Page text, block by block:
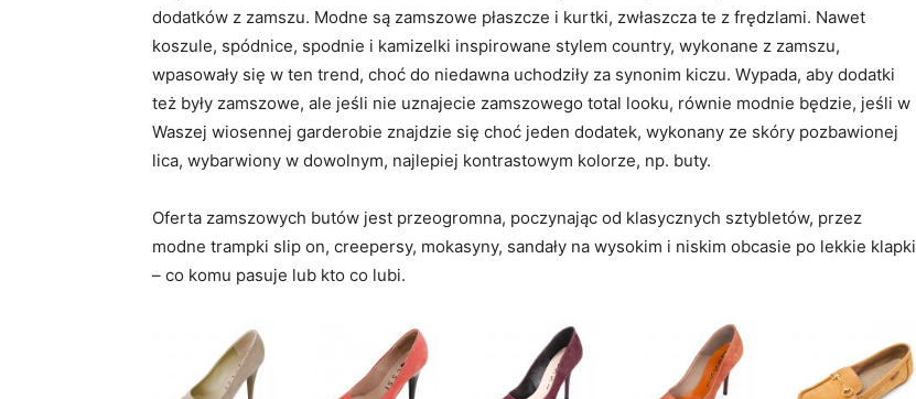
dodatków z zamszu. Modne są zamszowe płaszcze i kurtki, zwłaszcza te z frędzlami. Nawet
koszule, spódnice, spodnie i kamizelki inspirowane stylem country, wykonane z zamszu,
wpasowały się w ten trend, choć do niedawna uchodziły za synonim kiczu. Wypada, aby dodatki
też były zamszowe, ale jeśli nie uznajecie zamszowego total looku, równie modnie będzie, jeśli w
Waszej wiosennej garderobie znajdzie się choć jeden dodatek, wykonany ze skóry pozbawionej
lica, wybarwiony w dowolnym, najlepiej kontrastowym kolorze, np. buty.
Oferta zamszowych butów jest przeogromna, poczynając od klasycznych sztybletów, przez
modne trampki slip on, creepersy, mokasyny, sandały na wysokim i niskim obcasie po lekkie klapki
– co komu pasuje lub kto co lubi.